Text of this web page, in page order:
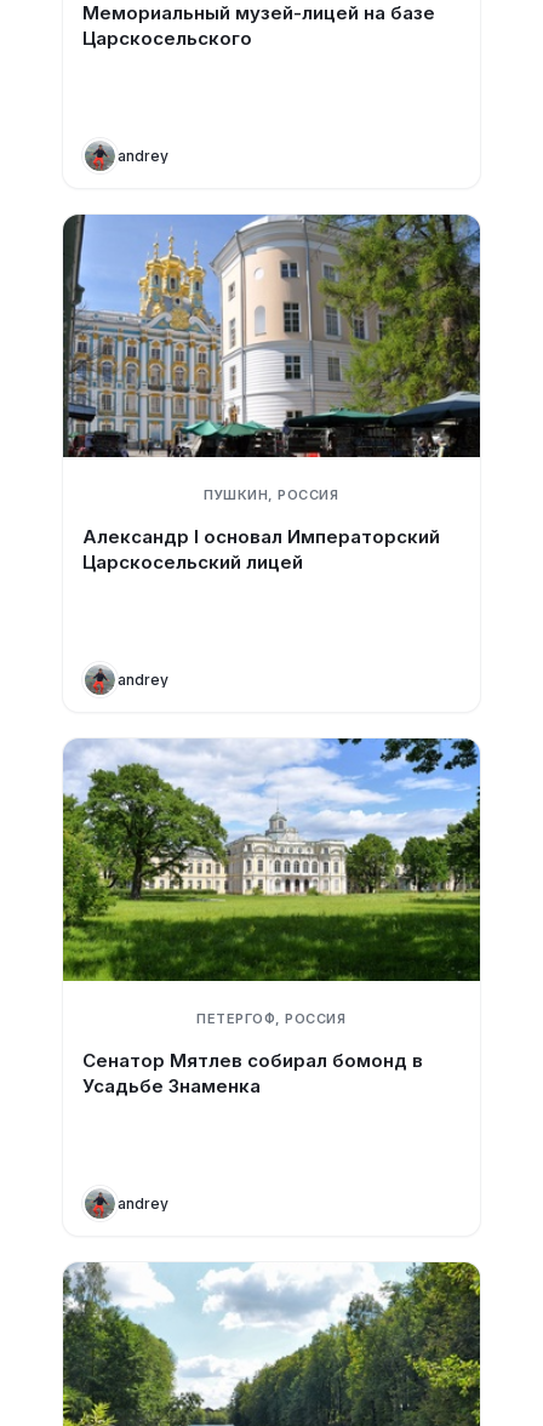
Мемориальный музей-лицей на базе
Царскосельского
andrey
ПУШКИН, РОССИЯ
Александр I основал Императорский
Царскосельский лицей
andrey
ПЕТЕРГОФ, РОССИЯ
Сенатор Мятлев собирал бомонд в
Усадьбе Знаменка
andrey